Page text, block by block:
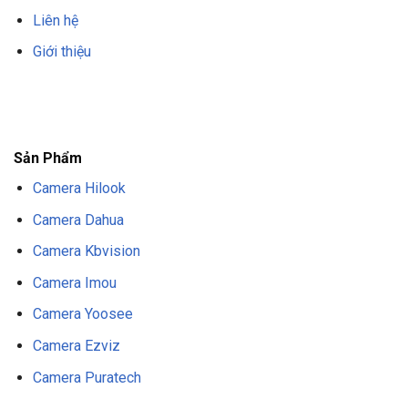
Liên hệ
Giới thiệu
Sản Phẩm
Camera Hilook
Camera Dahua
Camera Kbvision
Camera Imou
Camera Yoosee
Camera Ezviz
Camera Puratech